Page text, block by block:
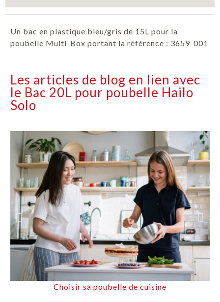
Un bac en plastique bleu/gris de 15L pour la
poubelle Multi-Box portant la référence : 3659-001
Les articles de blog en lien avec
le Bac 20L pour poubelle Hailo
Solo
Choisir sa poubelle de cuisine